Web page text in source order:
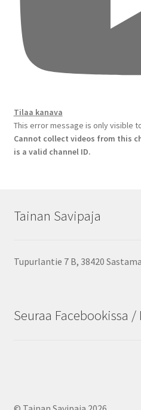
Tilaa kanava
This error message is only visible
Cannot collect videos from this
is a valid channel ID.
Tainan Savipaja
Tupurlantie 7 B, 38420
Seuraa Facebookissa